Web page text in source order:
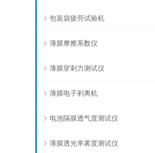
包装袋疲劳试验机
薄膜摩擦系数仪
薄膜穿刺力测试仪
薄膜电子剥离机
电池隔膜透气度测试仪
薄膜透光率雾度测试仪